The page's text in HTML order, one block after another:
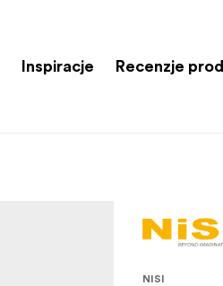
Inspiracje Recenzje
NISI